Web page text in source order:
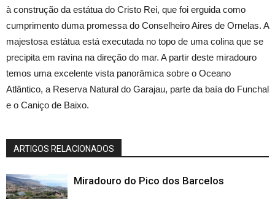
à construção da estátua do Cristo Rei, que foi erguida como
cumprimento duma promessa do Conselheiro Aires de Ornelas. A
majestosa estátua está executada no topo de uma colina que se
precipita em ravina na direção do mar. A partir deste miradouro
temos uma excelente vista panorâmica sobre o Oceano
Atlântico, a Reserva Natural do Garajau, parte da baía do Funchal
e o Caniço de Baixo.
ARTIGOS RELACIONADOS
Miradouro do Pico dos Barcelos